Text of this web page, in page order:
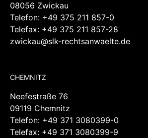
08056 Zwickau
Telefon: +49 375 211 857-0
Telefax: +49 375 211 857-28
zwickau@slk-rechtsanwaelte.de
CHEMNITZ
Neefestraße 76
09119 Chemnitz
Telefon: +49 371 3080399-0
Telefax: +49 371 3080399-9